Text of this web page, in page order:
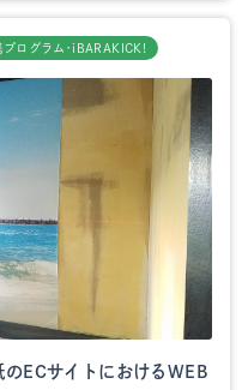
プログラム・iBARAKICK!
ECサイトにおけるWEB